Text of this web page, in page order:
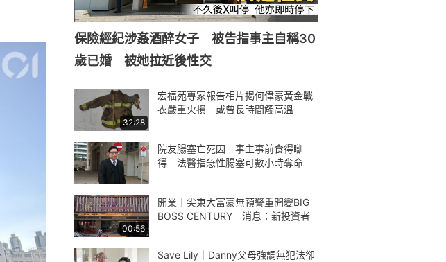
保險經紀涉姦酒醉女子 被告指事主自稱30
歲已婚 被她拉近後性交
32:28
宏福苑專家報告相片揭何偉豪黃金戰
衣嚴重火損 或曾長時間觸高溫
院友腸塞亡死因 事主事前食得瞓
得 法醫指急性腸塞可數小時奪命
00:56
開業｜尖東大富豪無預警重開變BIG
BOSS CENTURY 消息：新投資者
Save Lily｜Danny父母強調無犯法卻